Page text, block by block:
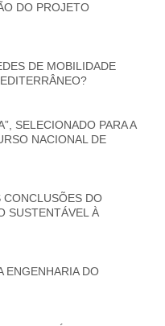
DO PROJETO
DE MOBILIDADE
SELECIONADO PARA A
NACIONAL DE
CONCLUSÕES DO
SUSTENTÁVEL À
ENGENHARIA DO